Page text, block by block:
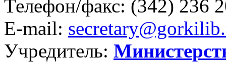
Телефон/факс: (342) 236
E-mail:
Учредитель: